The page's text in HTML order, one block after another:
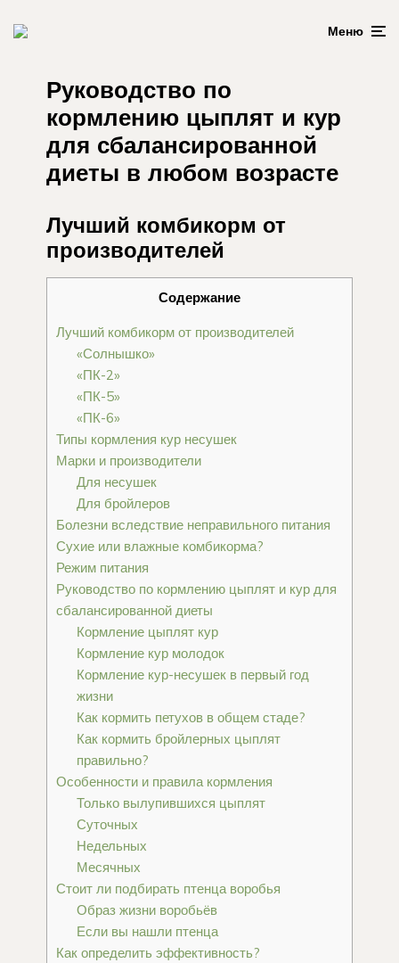
Меню
Руководство по
кормлению цыплят и кур
для сбалансированной
диеты в любом возрасте
Лучший комбикорм от
производителей
Содержание
Лучший комбикорм от производителей
«Солнышко»
«ПК-2»
«ПК-5»
«ПК-6»
Типы кормления кур несушек
Марки и производители
Для несушек
Для бройлеров
Болезни вследствие неправильного питания
Сухие или влажные комбикорма?
Режим питания
Руководство по кормлению цыплят и кур для
сбалансированной диеты
Кормление цыплят кур
Кормление кур молодок
Кормление кур-несушек в первый год
жизни
Как кормить петухов в общем стаде?
Как кормить бройлерных цыплят
правильно?
Особенности и правила кормления
Только вылупившихся цыплят
Суточных
Недельных
Месячных
Стоит ли подбирать птенца воробья
Образ жизни воробьёв
Если вы нашли птенца
Как определить эффективность?